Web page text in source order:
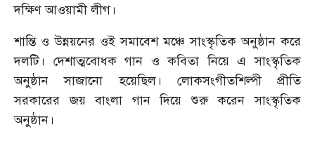
দক্ষিণ আওয়ামী লীগ।
শান্তি ও উন্নয়নের ওই সমাবেশ মঞ্চে সাংস্কৃতিক অনুষ্ঠান করে
দলটি। দেশাত্মবোধক গান ও কবিতা নিয়ে এ সাংস্কৃতিক
অনুষ্ঠান সাজানো হয়েছিল। লোকসংগীতশিল্পী প্রীতি
সরকারের জয় বাংলা গান দিয়ে শুরু করেন সাংস্কৃতিক
অনুষ্ঠান।